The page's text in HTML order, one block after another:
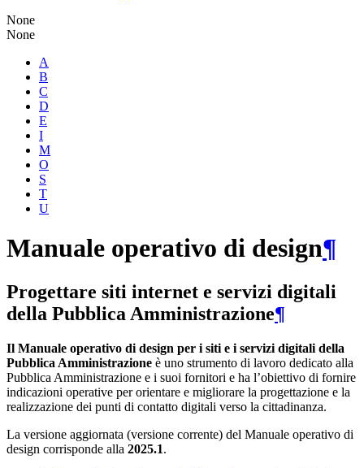
None
None
A
B
C
D
E
I
M
O
S
T
U
Manuale operativo di design¶
Progettare siti internet e servizi digitali
della Pubblica Amministrazione¶
Il Manuale operativo di design per i siti e i servizi digitali della
Pubblica Amministrazione è uno strumento di lavoro dedicato alla
Pubblica Amministrazione e i suoi fornitori e ha l’obiettivo di fornire
indicazioni operative per orientare e migliorare la progettazione e la
realizzazione dei punti di contatto digitali verso la cittadinanza.
La versione aggiornata (versione corrente) del Manuale operativo di
design corrisponde alla 2025.1.